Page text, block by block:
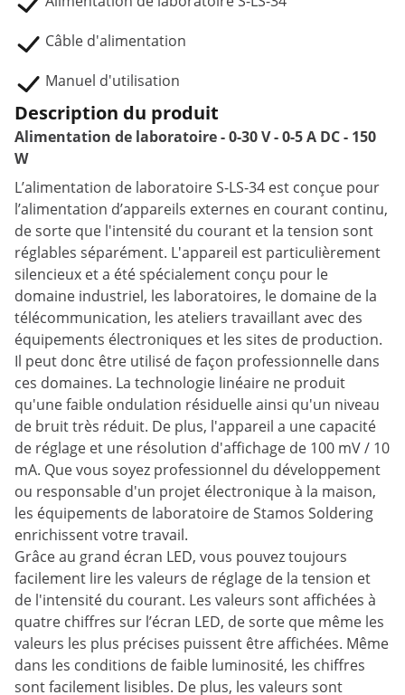
Câble d'alimentation
Manuel d'utilisation
Description du produit
Alimentation de laboratoire - 0-30 V - 0-5 A DC - 150
W
L’alimentation de laboratoire S-LS-34 est conçue pour
l’alimentation d’appareils externes en courant continu,
de sorte que l'intensité du courant et la tension sont
réglables séparément. L'appareil est particulièrement
silencieux et a été spécialement conçu pour le
domaine industriel, les laboratoires, le domaine de la
télécommunication, les ateliers travaillant avec des
équipements électroniques et les sites de production.
Il peut donc être utilisé de façon professionnelle dans
ces domaines. La technologie linéaire ne produit
qu'une faible ondulation résiduelle ainsi qu'un niveau
de bruit très réduit. De plus, l'appareil a une capacité
de réglage et une résolution d'affichage de 100 mV / 10
mA. Que vous soyez professionnel du développement
ou responsable d'un projet électronique à la maison,
les équipements de laboratoire de Stamos Soldering
enrichissent votre travail.
Grâce au grand écran LED, vous pouvez toujours
facilement lire les valeurs de réglage de la tension et
de l'intensité du courant. Les valeurs sont affichées à
quatre chiffres sur l’écran LED, de sorte que même les
valeurs les plus précises puissent être affichées. Même
dans les conditions de faible luminosité, les chiffres
sont facilement lisibles. De plus, les valeurs sont